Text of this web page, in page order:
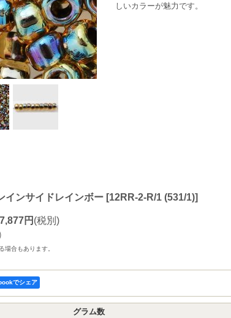
しいカラーが魅力です。
インサイドレインボー [12RR-2-R/1 (531/1)]
円 (税別)
場合もあります。
でシェア
グラム数